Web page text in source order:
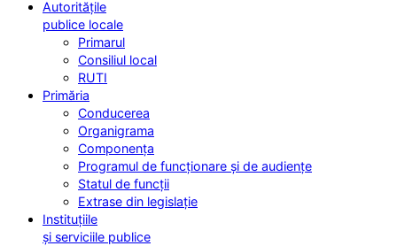
Autoritățile
publice locale
Primarul
Consiliul local
RUTI
Primăria
Conducerea
Organigrama
Componența
Programul de funcționare și de audiențe
Statul de funcții
Extrase din legislație
Instituțiile
și serviciile publice